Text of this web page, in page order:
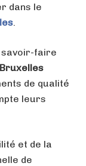
dans le
.
savoir-faire
de qualité
leurs
et de la
de